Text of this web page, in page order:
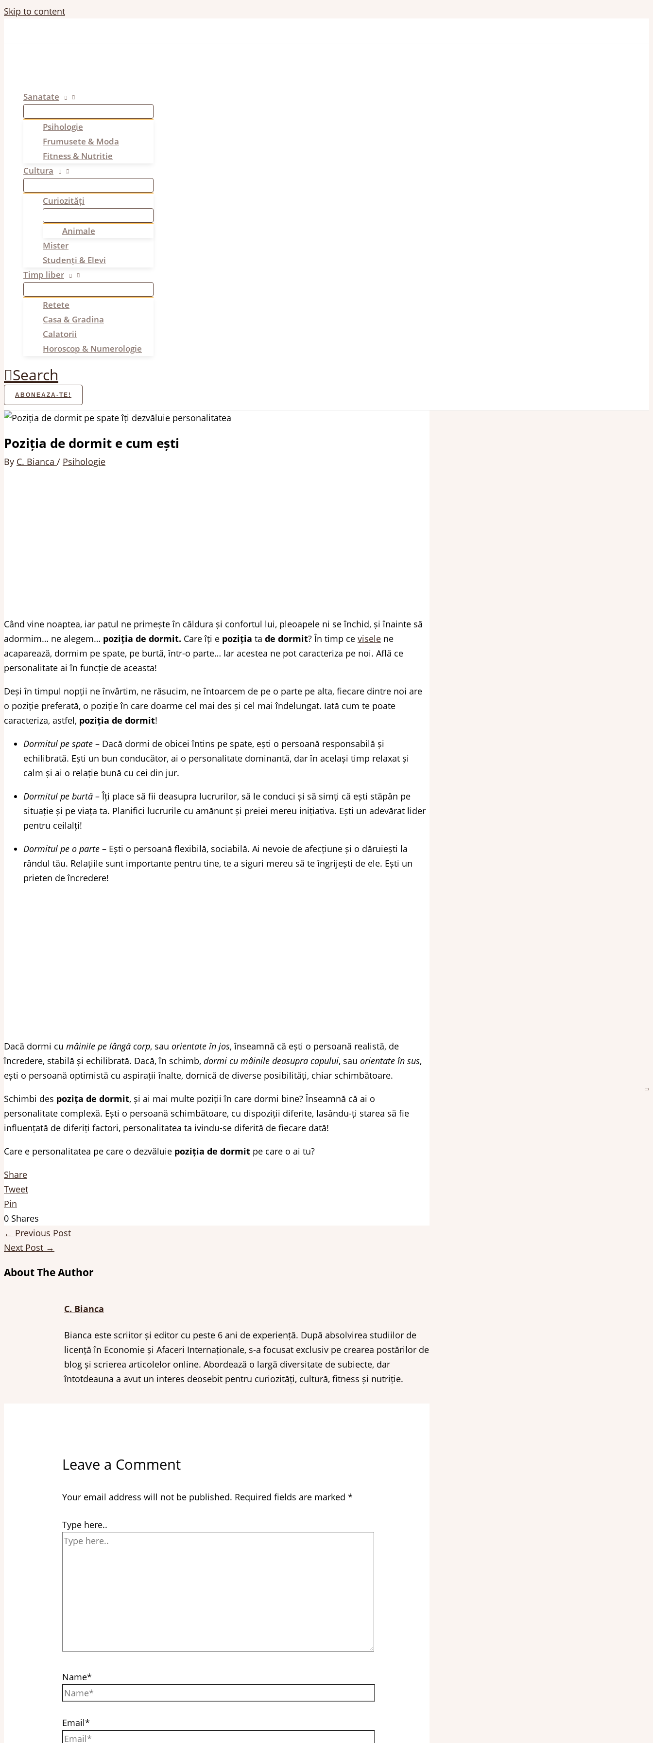
Skip to content
Sanatate
Psihologie
Frumusete & Moda
Fitness & Nutritie
Cultura
Curiozități
Animale
Mister
Studenți & Elevi
Timp liber
Retete
Casa & Gradina
Calatorii
Horoscop & Numerologie
Search
ABONEAZA-TE!
Poziția de dormit e cum ești
By C. Bianca / Psihologie
Când vine noaptea, iar patul ne primește în căldura și confortul lui, pleoapele ni se închid, și înainte să
adormim… ne alegem… poziția de dormit. Care îți e poziția ta de dormit? În timp ce visele ne
acaparează, dormim pe spate, pe burtă, într-o parte… Iar acestea ne pot caracteriza pe noi. Află ce
personalitate ai în funcție de aceasta!
Deși în timpul nopții ne învârtim, ne răsucim, ne întoarcem de pe o parte pe alta, fiecare dintre noi are
o poziție preferată, o poziție în care doarme cel mai des și cel mai îndelungat. Iată cum te poate
caracteriza, astfel, poziția de dormit!
Dormitul pe spate – Dacă dormi de obicei întins pe spate, ești o persoană responsabilă și
echilibrată. Ești un bun conducător, ai o personalitate dominantă, dar în același timp relaxat și
calm și ai o relație bună cu cei din jur.
Dormitul pe burtă – Îți place să fii deasupra lucrurilor, să le conduci și să simți că ești stăpân pe
situație și pe viața ta. Planifici lucrurile cu amănunt și preiei mereu inițiativa. Ești un adevărat lider
pentru ceilalți!
Dormitul pe o parte – Ești o persoană flexibilă, sociabilă. Ai nevoie de afecțiune și o dăruiești la
rândul tău. Relațiile sunt importante pentru tine, te a siguri mereu să te îngrijești de ele. Ești un
prieten de încredere!
Dacă dormi cu mâinile pe lângă corp, sau orientate în jos, înseamnă că ești o persoană realistă, de
încredere, stabilă și echilibrată. Dacă, în schimb, dormi cu mâinile deasupra capului, sau orientate în sus,
ești o persoană optimistă cu aspirații înalte, dornică de diverse posibilități, chiar schimbătoare.
Schimbi des pozița de dormit, și ai mai multe poziții în care dormi bine? Înseamnă că ai o
personalitate complexă. Ești o persoană schimbătoare, cu dispoziții diferite, lasându-ți starea să fie
influențată de diferiți factori, personalitatea ta ivindu-se diferită de fiecare dată!
Care e personalitatea pe care o dezvăluie poziția de dormit pe care o ai tu?
Share
Tweet
Pin
0 Shares
← Previous Post
Next Post →
About The Author
C. Bianca
Bianca este scriitor și editor cu peste 6 ani de experiență. După absolvirea studiilor de
licență în Economie și Afaceri Internaționale, s-a focusat exclusiv pe crearea postărilor de
blog și scrierea articolelor online. Abordează o largă diversitate de subiecte, dar
întotdeauna a avut un interes deosebit pentru curiozități, cultură, fitness și nutriție.
Leave a Comment
Your email address will not be published. Required fields are marked*
Type here..
Name*
Email*